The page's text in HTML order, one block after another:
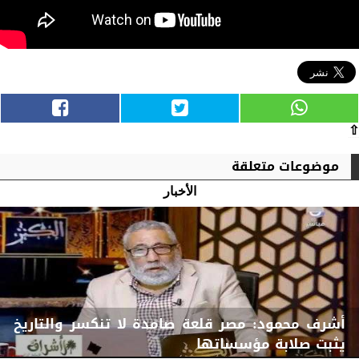
⇧
موضوعات متعلقة
الأخبار
أشرف محمود: مصر قلعة صامدة لا تنكسر والتاريخ
يثبت صلابة مؤسساتها